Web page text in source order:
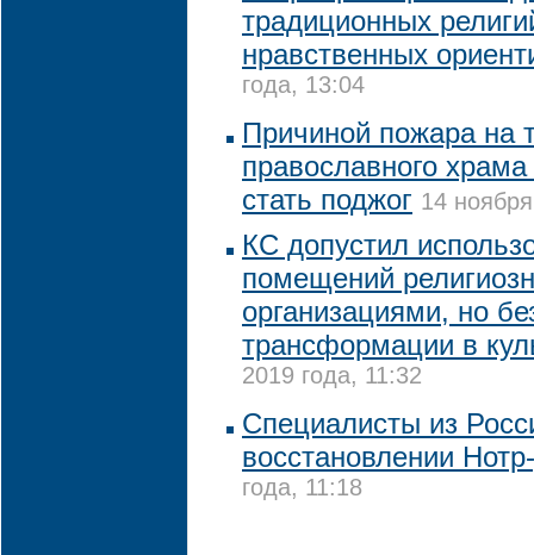
традиционных
нравственных
года, 13:04
Причиной пожара на
православного
стать поджог 14
КС допустил
помещений
организациями, но
трансформации в
2019 года, 11:32
Специалисты из
восстановлении
года, 11:18